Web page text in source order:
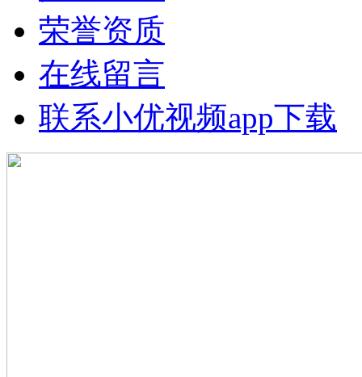
荣誉资质
在线留言
联系小优视频app下载